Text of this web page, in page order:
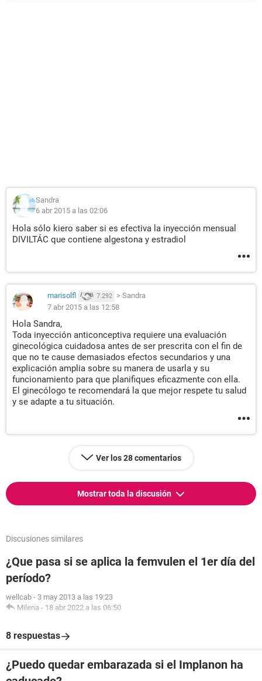
Sandra
6 abr 2015 a las 02:06
Hola sólo kiero saber si es efectiva la inyección mensual
DIVILTÁC que contiene algestona y estradiol
marisolfl 7.292 > Sandra
7 abr 2015 a las 12:58
Hola Sandra,
Toda inyección anticonceptiva requiere una evaluación
ginecológica cuidadosa antes de ser prescrita con el fin de
que no te cause demasiados efectos secundarios y una
explicación amplia sobre su manera de usarla y su
funcionamiento para que planifiques eficazmente con ella.
El ginecólogo te recomendará la que mejor respete tu salud
y se adapte a tu situación.
Ver los 28 comentarios
Mostrar toda la discusión
Discusiones similares
¿Que pasa si se aplica la femvulen el 1er día del
período?
wellcab - 3 may 2013 a las 19:23
Milena - 18 abr 2022 a las 06:50
8 respuestas
¿Puedo quedar embarazada si el Implanon ha